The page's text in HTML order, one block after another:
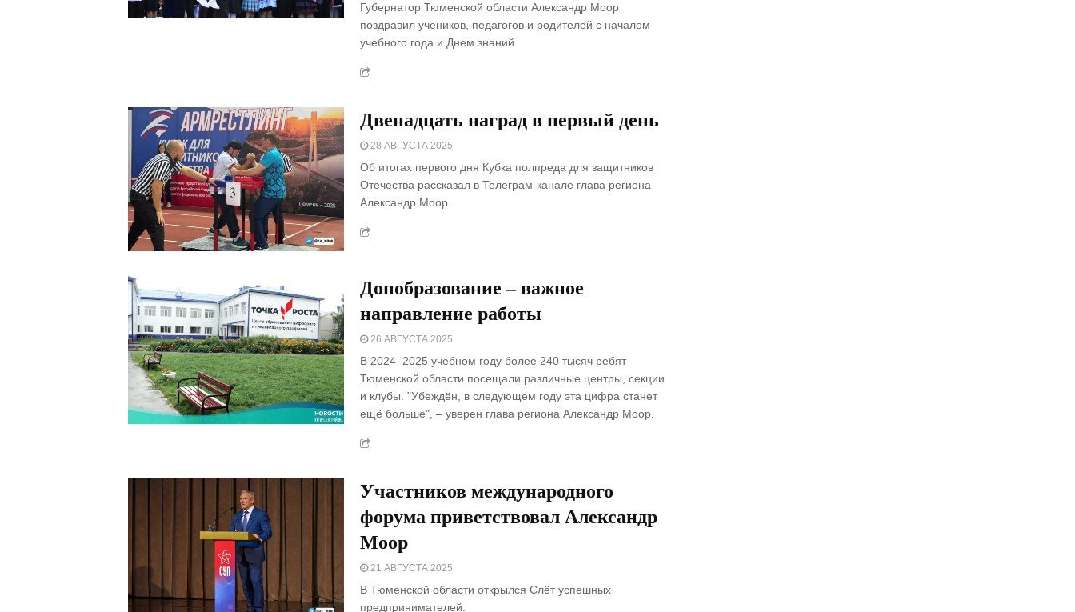
Губернатор Тюменской области Александр Моор
поздравил учеников, педагогов и родителей с началом
учебного года и Днем знаний.
Двенадцать наград в первый день
28 АВГУСТА 2025
Об итогах первого дня Кубка полпреда для защитников
Отечества рассказал в Телеграм-канале глава региона
Александр Моор.
Допобразование – важное
направление работы
26 АВГУСТА 2025
В 2024–2025 учебном году более 240 тысяч ребят
Тюменской области посещали различные центры, секции
и клубы. "Убеждён, в следующем году эта цифра станет
ещё больше", – уверен глава региона Александр Моор.
Участников международного
форума приветствовал Александр
Моор
21 АВГУСТА 2025
В Тюменской области открылся Слёт успешных
предпринимателей.